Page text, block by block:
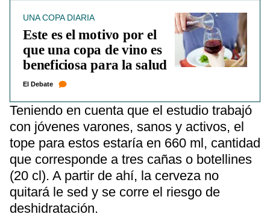
UNA COPA DIARIA
Este es el motivo por el
que una copa de vino es
beneficiosa para la salud
El Debate
Teniendo en cuenta que el estudio trabajó
con jóvenes varones, sanos y activos, el
tope para estos estaría en 660 ml, cantidad
que corresponde a tres cañas o botellines
(20 cl). A partir de ahí, la cerveza no
quitará le sed y se corre el riesgo de
deshidratación.